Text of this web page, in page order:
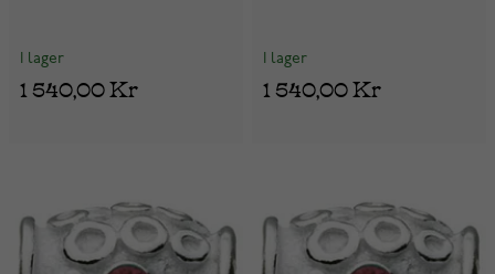
I lager
1 540,00 Kr
I lager
1 540,00 Kr